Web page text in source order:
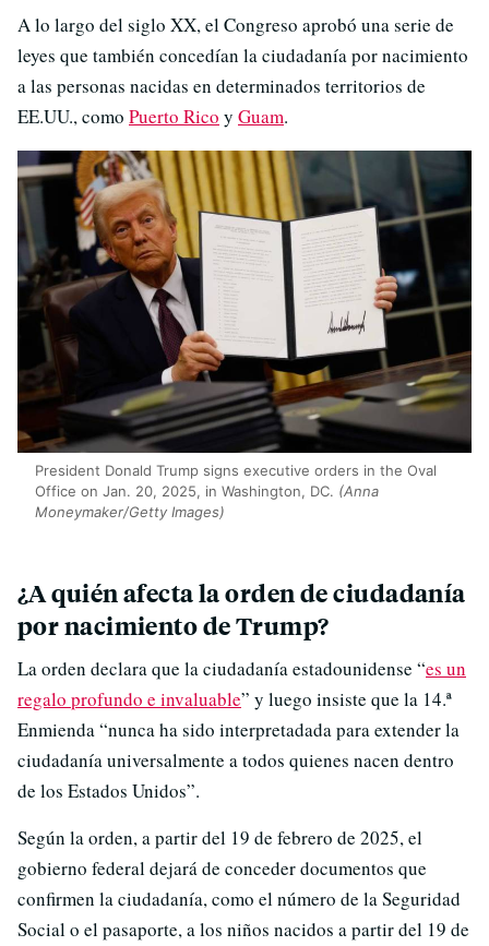
A lo largo del siglo XX, el Congreso aprobó una serie de
leyes que también concedían la ciudadanía por nacimiento
a las personas nacidas en determinados territorios de
EE.UU., como Puerto Rico y Guam.
President Donald Trump signs executive orders in the Oval
Office on Jan. 20, 2025, in Washington, DC. (Anna
Moneymaker/Getty Images)
¿A quién afecta la orden de ciudadanía
por nacimiento de Trump?
La orden declara que la ciudadanía estadounidense “es un
regalo profundo e invaluable” y luego insiste que la 14.ª
Enmienda “nunca ha sido interpretadada para extender la
ciudadanía universalmente a todos quienes nacen dentro
de los Estados Unidos”.
Según la orden, a partir del 19 de febrero de 2025, el
gobierno federal dejará de conceder documentos que
confirmen la ciudadanía, como el número de la Seguridad
Social o el pasaporte, a los niños nacidos a partir del 19 de